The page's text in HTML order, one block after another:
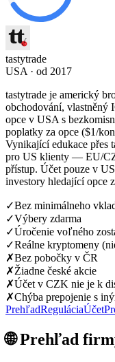
tastytrade
USA · od 2017
tastytrade je americký
obchodování, vlastněný
opce v USA s
poplatky za opce ($1/
Vynikající edukace
pro US klienty — EU/
přístup. Účet pouze v
investory hledající opce
✓Bez minimálneho
✓Výbery zdarma
✓Úročenie voľného
✓Reálne kryptomeny
✗Bez pobočky v ČR
✗Žiadne české akcie
✗Účet v CZK nie je k
✗Chýba prepojenie s
PrehľadReguláciaÚčet
🌐 Prehľad